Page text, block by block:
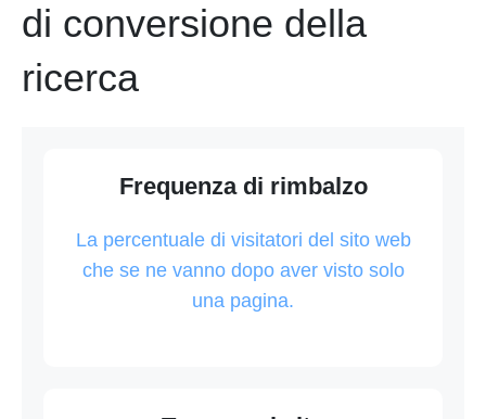
di conversione della
ricerca
Frequenza di rimbalzo
La percentuale di visitatori del sito web
che se ne vanno dopo aver visto solo
una pagina.